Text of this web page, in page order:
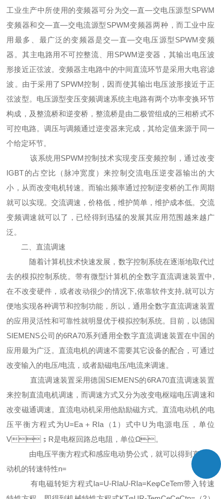
工业生产中所使用的变频器可分为交—直—交电压源型SPWM
变频器和交—直—交电流源型SPWM变频器两种，而工业中应
用最多、最广泛的变频器是交—直—交电压源型SPWM变频
器。其主电路用不可控整流、用SPWM逆变器，其输出电压波
形接近正弦波。变频器主电路中的中间直流环节是采用大电容滤
波。由于采用了SPWM控制，因而使其输出电压波形接近于正
弦波型。电压源型变压变频调速系统主电路有两个功率变换环节
构成，及整流桥和逆变桥，整流桥是由二极管组成的三相桥式不
可控电路。调压与调频通过逆变器来完成，其给定值来源于同一
个给定环节。
该系统用SPWM控制技术实现变压变频控制，通过改变
IGBT的占空比（脉冲宽度）来控制交流电压逆变器输出的大
小，从而改变电机转速。而输出频率通过控制逆变桥的工作周期
就可以实现。交流调速，价格低，维护简单，维护成本低。交流
变频调速就可以了，已经得到迅猛的发展其应用范围越来越广
泛。
二、直流调速
随着计算机技术快速发展，数字控制系统在逐渐地取代过
去的模拟控制系统。带有微型计算机的全数字直流调速装置中,
在不改变硬件，或者改动很少的情况下,依靠软件支持,就可以方
便地实现各种调节和控制功能，所以，通用全数字直流调速装置
的应用灵活性和可靠性就明显优于模拟控制系统。目前，以德国
SIEMENS公司的6RA70系列通用全数字直流调速装置在中国的
应用最为广泛。直流电机的调速不需要其它设备的配合，可通过
改变输入的电压/电流，或者励磁电压/电流来调速。
直流调速装置采用德国SIEMENS的6RA70直流调速装置
来控制直流电机调速，而调速方式又分为改变电枢端电压调速和
改变磁通调速。直流电动机采用他励励磁方式。直流电动机的电
压平衡方程式为U=Ea＋RIa（1）式中U为电源电压，单位
V；R是电枢回路总电阻，单位Ω。
由电压平衡方程式和感应电动势公式，就可以得到直流电
动机的转速特性n=
有电磁转矩方程式Ia=U-RIaU-RIa=KeφCeTem带入转速